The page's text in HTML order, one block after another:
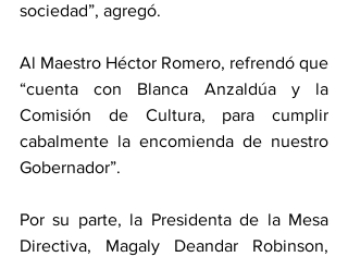
sociedad”, agregó.
Al Maestro Héctor Romero, refrendó que
“cuenta con Blanca Anzaldúa y la
Comisión de Cultura, para cumplir
cabalmente la encomienda de nuestro
Gobernador”.
Por su parte, la Presidenta de la Mesa
Directiva, Magaly Deandar Robinson,